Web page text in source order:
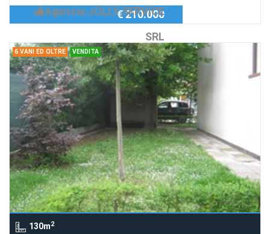
Agenzia:JOLLY SERVICE
SRL
€ 210.000
6 VANI ED OLTRE VENDITA
130m2